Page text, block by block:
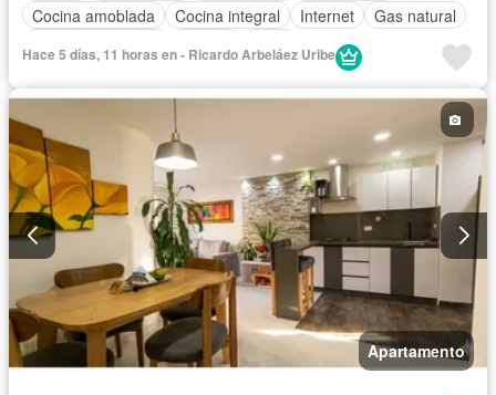
Cocina amoblada
Cocina integral Internet
Gas natural
Hace 5 días, 11 horas en - Ricardo Arbeláez Uribe
Apartamento